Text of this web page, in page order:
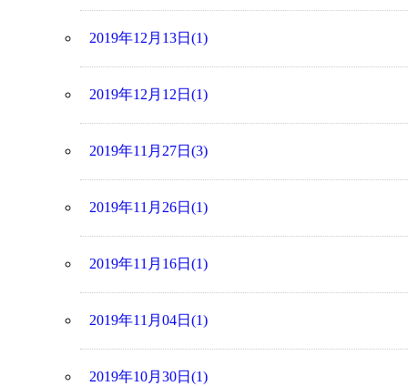
2019年12月13日(1)
2019年12月12日(1)
2019年11月27日(3)
2019年11月26日(1)
2019年11月16日(1)
2019年11月04日(1)
2019年10月30日(1)